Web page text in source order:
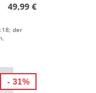
49,99 €
der
- 31%